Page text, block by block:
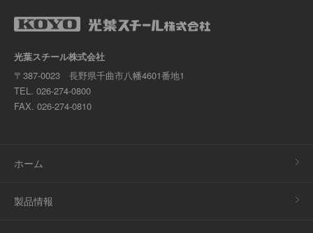
光葉スチール株式会社
〒387-0023 長野県千曲市八幡4601番地1
TEL. 026-274-0800
FAX. 026-274-0810
ホーム
製品情報